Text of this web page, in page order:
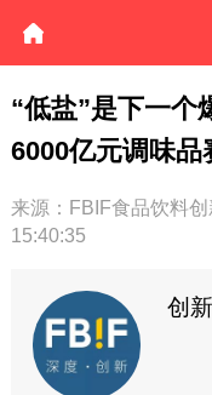
“低盐”是下一个
6000亿元调味品
来源：FBIF食品饮料创
15:40:35
创